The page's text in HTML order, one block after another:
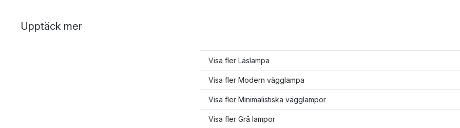
Upptäck mer
Visa fler Läslampa
Visa fler Modern vägglampa
Visa fler Minimalistiska vägglampor
Visa fler Grå lampor